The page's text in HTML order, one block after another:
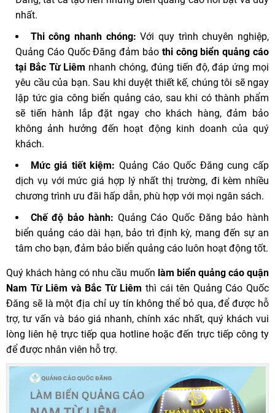
nhất.
Thi công nhanh chóng:Với quy trình chuyên nghiệp,
Quảng Cáo Quốc Đăng đảm bảo thi công biển quảng cáo
tại Bắc Từ Liêm nhanh chóng, đúng tiến độ, đáp ứng mọi
yêu cầu của bạn. Sau khi duyệt thiết kế, chúng tôi sẽ ngay
lập tức gia công biển quảng cáo, sau khi có thành phẩm
sẽ tiến hành lắp đặt ngay cho khách hàng, đảm bảo
không ảnh hưởng đến hoạt động kinh doanh của quý
khách.
Mức giá tiết kiệm:Quảng Cáo Quốc Đăng cung cấp
dịch vụ với mức giá hợp lý nhất thị trường, đi kèm nhiều
chương trình ưu đãi hấp dẫn, phù hợp với mọi ngân sách.
Chế độ bảo hành: Quảng Cáo Quốc Đăng bảo hành
biển quảng cáo dài hạn, bảo trì định kỳ, mang đến sự an
tâm cho bạn, đảm bảo biển quảng cáo luôn hoạt động tốt.
Quý khách hàng có nhu cầu muốn làm biển quảng cáo quận
Nam Từ Liêm và Bắc Từ Liêm thì cái tên Quảng Cáo Quốc
Đăng sẽ là một địa chỉ uy tín không thể bỏ qua, để được hỗ
trợ, tư vấn và báo giá nhanh, chính xác nhất, quý khách vui
lòng liên hệ trực tiếp qua hotline hoặc đến trực tiếp công ty
để được nhân viên hỗ trợ.